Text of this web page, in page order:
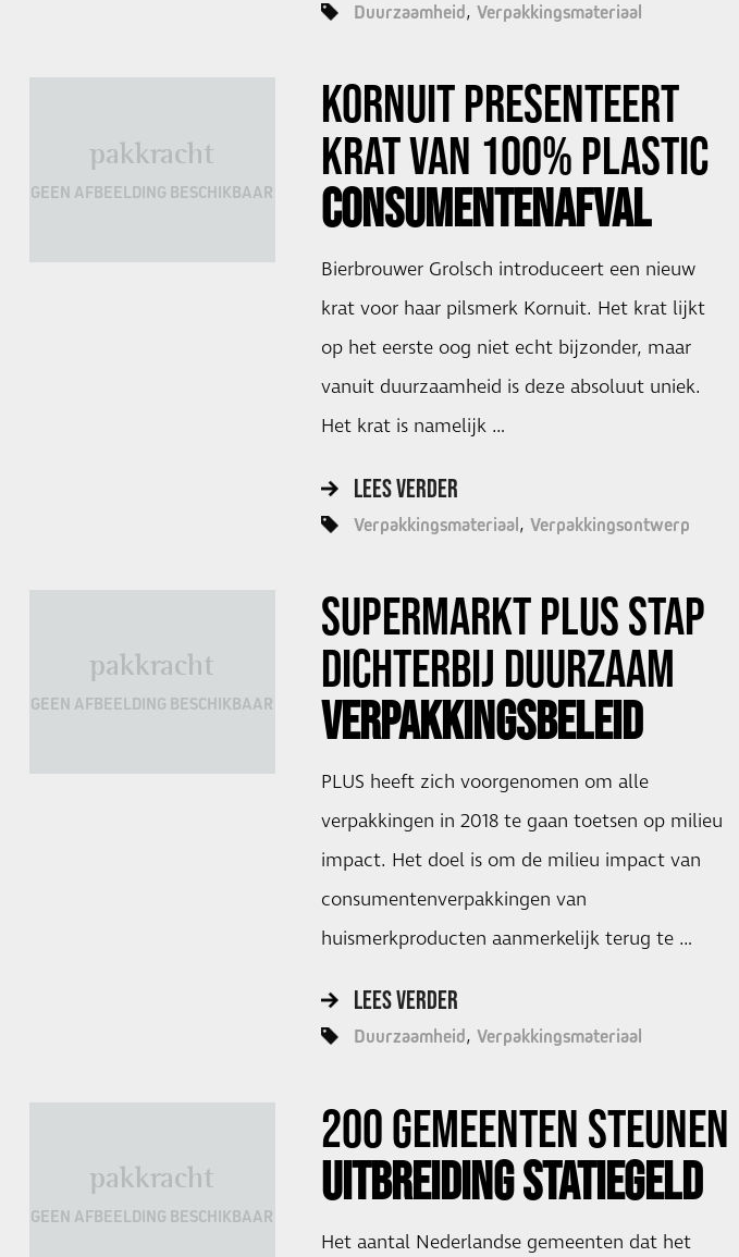
Duurzaamheid Verpakkingsmateriaal
pakkracht
GEEN AFBEELDING BESCHIKBAAR
KORNUITPRESENTEERT
KRAT VAN 100% PLASTIC
CONSUMENTENAFVAL
Bierbrouwer Grolsch introduceert een nieuw
krat voor haar pilsmerk Kornuit. Het krat lijkt
op het eerste oog niet echt bijzonder, maar
vanuit duurzaamheid is deze absoluut uniek.
Het krat is namelijk …
LEES VERDER
Verpakkingsmateriaal Verpakkingsontwerp
pakkracht
GEEN AFBEELDING BESCHIKBAAR
SUPERMARKTPLUSSTAP
DICHTERBIJ DUURZAAM
VERPAKKINGSBELEID
PLUS heeft zich voorgenomen om alle
verpakkingen in 2018 te gaan toetsen op milieu
impact. Het doel is om de milieu impact van
consumentenverpakkingen van
huismerkproducten aanmerkelijk terug te …
LEES VERDER
Duurzaamheid Verpakkingsmateriaal
pakkracht
GEEN AFBEELDING BESCHIKBAAR
200 GEMEENTEN STEUNEN
UITBREIDING STATIEGELD
Het aantal Nederlandse gemeenten dat het